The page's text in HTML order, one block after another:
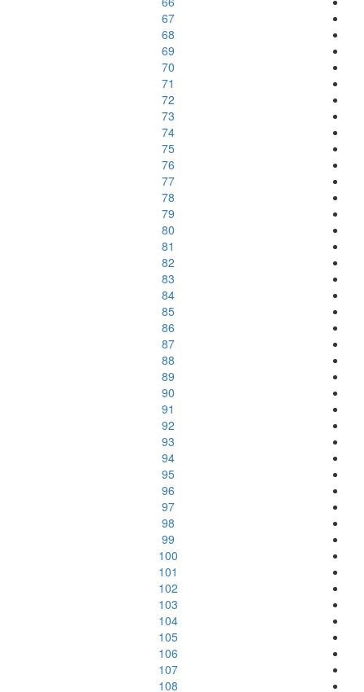
67
68
69
70
71
72
73
74
75
76
77
78
79
80
81
82
83
84
85
86
87
88
89
90
91
92
93
94
95
96
97
98
99
100
101
102
103
104
105
106
107
108